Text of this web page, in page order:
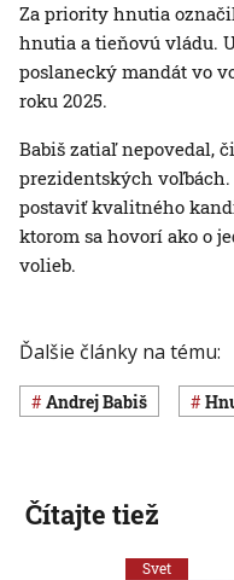
Za priority hnutia
hnutia a tieňovú vládu.
poslanecký mandát vo
roku 2025.
Babiš zatiaľ nepovedal,
prezidentských
postaviť kvalitného
ktorom sa hovorí ako o
volieb.
Ďalšie články na tému:
Andrej Babiš
Čítajte tiež
Svet